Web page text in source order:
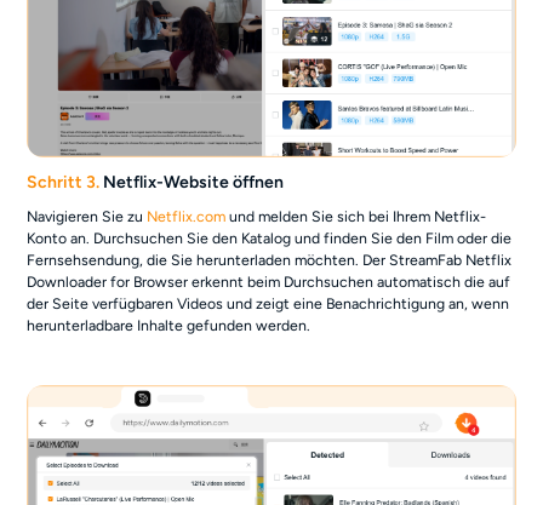
Schritt 3. Netflix-Website öffnen
Navigieren Sie zu Netflix.com und melden Sie sich bei Ihrem Netflix-
Konto an. Durchsuchen Sie den Katalog und finden Sie den Film oder die
Fernsehsendung, die Sie herunterladen möchten. Der StreamFab Netflix
Downloader for Browser erkennt beim Durchsuchen automatisch die auf
der Seite verfügbaren Videos und zeigt eine Benachrichtigung an, wenn
herunterladbare Inhalte gefunden werden.